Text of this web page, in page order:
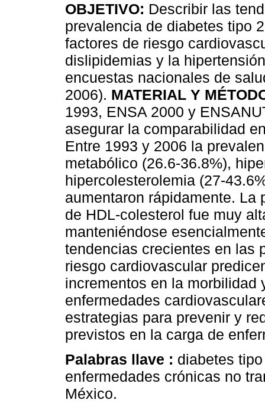
OBJETIVO: Describir las
prevalencia de diabetes tipo
factores de riesgo
dislipidemias y la
encuestas nacionales de
2006). MATERIAL Y
1993, ENSA 2000 y
asegurar la comparabilidad
Entre 1993 y 2006 la
metabólico (26.6-36.8%),
hipercolesterolemia (27-
aumentaron rápidamente.
de HDL-colesterol fue muy
manteniéndose
tendencias crecientes en las
riesgo cardiovascular
incrementos en la morbilidad
enfermedades
estrategias para prevenir y
previstos en la carga de
Palabras llave : diabetes
enfermedades crónicas no
México.